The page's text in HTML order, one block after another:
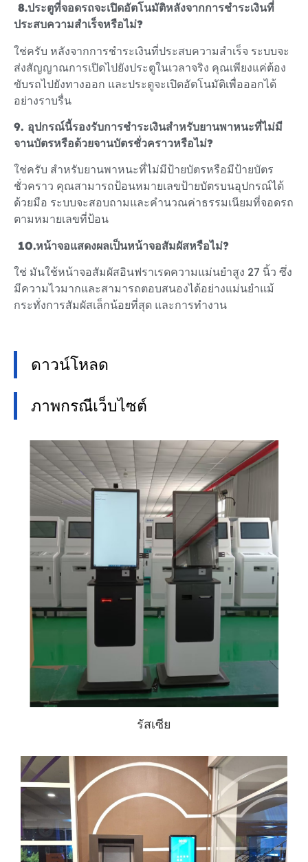
8.ประตูที่จอดรถจะเปิดอัตโนมัติหลังจากการชำระเงินที่
ประสบความสำเร็จหรือไม่?
ใช่ครับ หลังจากการชำระเงินที่ประสบความสำเร็จ ระบบจะ
ส่งสัญญาณการเปิดไปยังประตูในเวลาจริง คุณเพียงแค่ต้อง
ขับรถไปยังทางออก และประตูจะเปิดอัตโนมัติเพื่อออกได้
อย่างราบรื่น
9. อุปกรณ์นี้รองรับการชำระเงินสำหรับยานพาหนะที่ไม่มี
จานบัตรหรือด้วยจานบัตรชั่วคราวหรือไม่?
ใช่ครับ สําหรับยานพาหนะที่ไม่มีป้ายบัตรหรือมีป้ายบัตร
ชั่วคราว คุณสามารถป้อนหมายเลขป้ายบัตรบนอุปกรณ์ได้
ด้วยมือ ระบบจะสอบถามและคำนวณค่าธรรมเนียมที่จอดรถ
ตามหมายเลขที่ป้อน
10.หน้าจอแสดงผลเป็นหน้าจอสัมผัสหรือไม่?
ใช่ มันใช้หน้าจอสัมผัสอินฟราเรดความแม่นยำสูง 27 นิ้ว ซึ่ง
มีความไวมากและสามารถตอบสนองได้อย่างแม่นยำแม้
กระทั่งการสัมผัสเล็กน้อยที่สุด และการทํางาน
ดาวน์โหลด
ภาพกรณีเว็บไซต์
รัสเซีย